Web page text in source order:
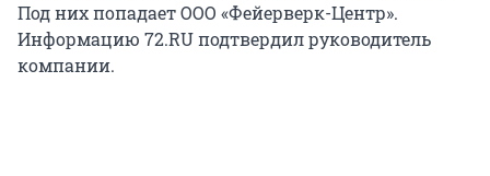
Под них попадает ООО «Фейерверк-Центр».
Информацию 72.RU подтвердил руководитель
компании.